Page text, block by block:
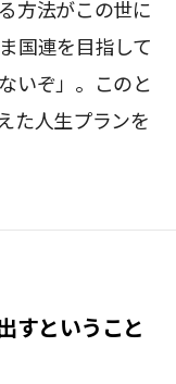
方法がこの世に
国連を目指して
いぞ」。このと
た人生プランを
すということ